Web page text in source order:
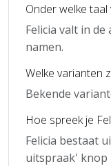
Onder welke taal
Felicia valt in
namen.
Welke varianten
Bekende
Hoe spreek je
Felicia bestaat
uitspraak' knop